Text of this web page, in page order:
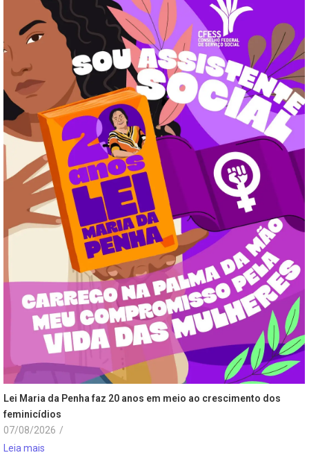
Lei Maria da Penha faz 20 anos em meio ao crescimento dos
feminicídios
07/08/2026 /
Leia mais